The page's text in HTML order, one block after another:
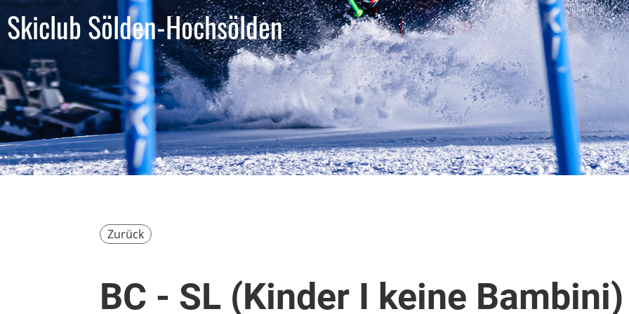
Skiclub Sölden-Hochsölden
Zurück
BC - SL (Kinder I keine Bambini)